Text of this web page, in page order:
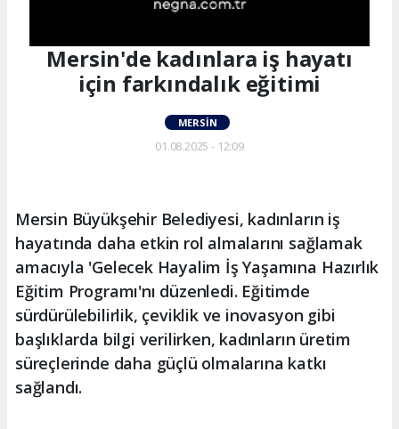
Mersin'de kadınlara iş hayatı
için farkındalık eğitimi
MERSIN
01.08.2025 - 12:09
Mersin Büyükşehir Belediyesi, kadınların iş
hayatında daha etkin rol almalarını sağlamak
amacıyla 'Gelecek Hayalim İş Yaşamına Hazırlık
Eğitim Programı'nı düzenledi. Eğitimde
sürdürülebilirlik, çeviklik ve inovasyon gibi
başlıklarda bilgi verilirken, kadınların üretim
süreçlerinde daha güçlü olmalarına katkı
sağlandı.